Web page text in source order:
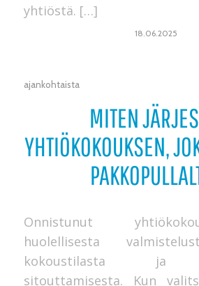
yhtiöstä. […]
18.06.2025
ajankohtaista
MITEN
YHTIÖKOKOUKSEN,
Onnistunut
huolellisesta
kokoustilasta ja
sitouttamisesta. Kun